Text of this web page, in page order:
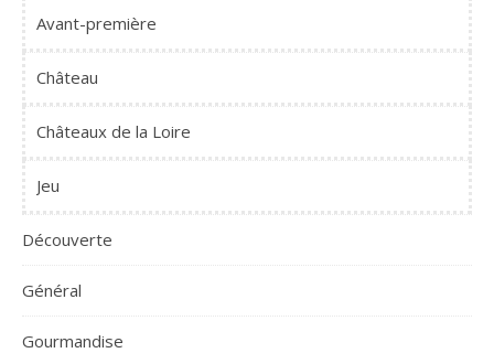
Avant-première
Château
Châteaux de la Loire
Jeu
Découverte
Général
Gourmandise